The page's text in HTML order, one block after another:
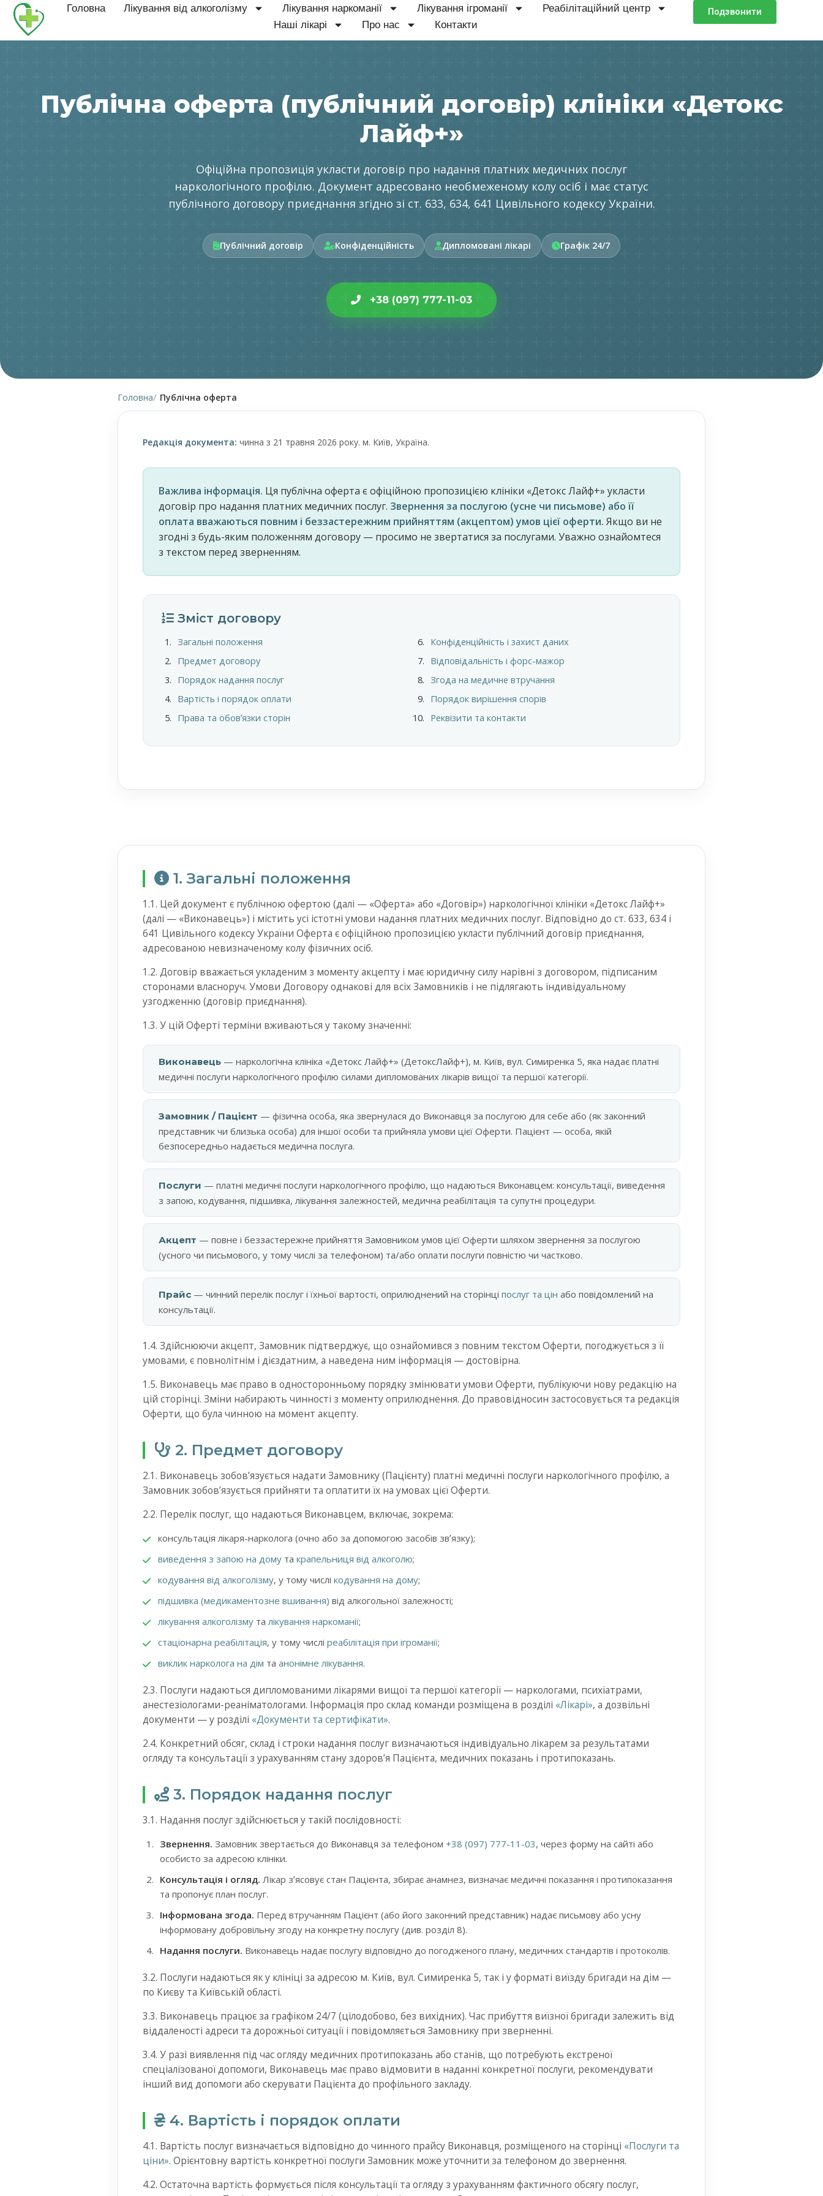
Головна Лікування від алкоголізму Лікування наркоманії Лікування ігроманії
Реабілітаційний центр
Наші лікарі
Про нас Контакти
Подзвонити
Публічна оферта (публічний договір) клініки «Детокс
Лайф+»
Офіційна пропозиція укласти договір про надання платних медичних послуг
наркологічного профілю. Документ адресовано необмеженому колу осіб і має статус
публічного договору приєднання згідно зі ст. 633, 634, 641 Цивільного кодексу України.
Публічний договір Конфіденційність Дипломовані лікарі Графік 24/7
+38 (097) 777-11-03
Головна Публічна оферта
Редакція документа: чинна з 21 травня 2026 року. м. Київ, Україна.
Важлива інформація. Ця публічна оферта є офіційною пропозицією клініки «Детокс Лайф+» укласти
договір про надання платних медичних послуг. Звернення за послугою (усне чи письмове) або її
оплата вважаються повним і беззастережним прийняттям (акцептом) умов цієї оферти. Якщо ви не
згодні з будь-яким положенням договору — просимо не звертатися за послугами. Уважно ознайомтеся
з текстом перед зверненням.
Зміст договору
Загальні положення
Предмет договору
Порядок надання послуг
Вартість і порядок оплати
Права та обовʼязки сторін
Конфіденційність і захист даних
Відповідальність і форс-мажор
Згода на медичне втручання
Порядок вирішення спорів
Реквізити та контакти
1. Загальні положення
1.1. Цей документ є публічною офертою (далі — «Оферта» або «Договір») наркологічної клініки «Детокс Лайф+»
(далі — «Виконавець») і містить усі істотні умови надання платних медичних послуг. Відповідно до ст. 633, 634 і
641 Цивільного кодексу України Оферта є офіційною пропозицією укласти публічний договір приєднання,
адресованою невизначеному колу фізичних осіб.
1.2. Договір вважається укладеним з моменту акцепту і має юридичну силу нарівні з договором, підписаним
сторонами власноруч. Умови Договору однакові для всіх Замовників і не підлягають індивідуальному
узгодженню (договір приєднання).
1.3. У цій Оферті терміни вживаються у такому значенні:
Виконавець — наркологічна клініка «Детокс Лайф+» (ДетоксЛайф+), м. Київ, вул. Симиренка 5, яка надає платні
медичні послуги наркологічного профілю силами дипломованих лікарів вищої та першої категорії.
Замовник / Пацієнт — фізична особа, яка звернулася до Виконавця за послугою для себе або (як законний
представник чи близька особа) для іншої особи та прийняла умови цієї Оферти. Пацієнт — особа, якій
безпосередньо надається медична послуга.
Послуги — платні медичні послуги наркологічного профілю, що надаються Виконавцем: консультації, виведення
з запою, кодування, підшивка, лікування залежностей, медична реабілітація та супутні процедури.
Акцепт — повне і беззастережне прийняття Замовником умов цієї Оферти шляхом звернення за послугою
(усного чи письмового, у тому числі за телефоном) та/або оплати послуги повністю чи частково.
Прайс — чинний перелік послуг і їхньої вартості, оприлюднений на сторінці послуг та цін або повідомлений на
консультації.
1.4. Здійснюючи акцепт, Замовник підтверджує, що ознайомився з повним текстом Оферти, погоджується з її
умовами, є повнолітнім і дієздатним, а наведена ним інформація — достовірна.
1.5. Виконавець має право в односторонньому порядку змінювати умови Оферти, публікуючи нову редакцію на
цій сторінці. Зміни набирають чинності з моменту оприлюднення. До правовідносин застосовується та редакція
Оферти, що була чинною на момент акцепту.
2. Предмет договору
2.1. Виконавець зобовʼязується надати Замовнику (Пацієнту) платні медичні послуги наркологічного профілю, а
Замовник зобовʼязується прийняти та оплатити їх на умовах цієї Оферти.
2.2. Перелік послуг, що надаються Виконавцем, включає, зокрема:
консультація лікаря-нарколога (очно або за допомогою засобів звʼязку);
виведення з запою на дому та крапельниця від алкоголю;
кодування від алкоголізму, у тому числі кодування на дому;
підшивка (медикаментозне вшивання) від алкогольної залежності;
лікування алкоголізму та лікування наркоманії;
стаціонарна реабілітація, у тому числі реабілітація при ігроманії;
виклик нарколога на дім та анонімне лікування.
2.3. Послуги надаються дипломованими лікарями вищої та першої категорії — наркологами, психіатрами,
анестезіологами-реаніматологами. Інформація про склад команди розміщена в розділі «Лікарі», а дозвільні
документи — у розділі «Документи та сертифікати».
2.4. Конкретний обсяг, склад і строки надання послуг визначаються індивідуально лікарем за результатами
огляду та консультації з урахуванням стану здоровʼя Пацієнта, медичних показань і протипоказань.
3. Порядок надання послуг
3.1. Надання послуг здійснюється у такій послідовності:
Звернення. Замовник звертається до Виконавця за телефоном +38 (097) 777-11-03, через форму на сайті або
особисто за адресою клініки.
Консультація і огляд. Лікар зʼясовує стан Пацієнта, збирає анамнез, визначає медичні показання і протипоказання
та пропонує план послуг.
Інформована згода. Перед втручанням Пацієнт (або його законний представник) надає письмову або усну
інформовану добровільну згоду на конкретну послугу (див. розділ 8).
Надання послуги. Виконавець надає послугу відповідно до погодженого плану, медичних стандартів і протоколів.
3.2. Послуги надаються як у клініці за адресою м. Київ, вул. Симиренка 5, так і у форматі виїзду бригади на дім —
по Києву та Київській області.
3.3. Виконавець працює за графіком 24/7 (цілодобово, без вихідних). Час прибуття виїзної бригади залежить від
віддаленості адреси та дорожньої ситуації і повідомляється Замовнику при зверненні.
3.4. У разі виявлення під час огляду медичних протипоказань або станів, що потребують екстреної
спеціалізованої допомоги, Виконавець має право відмовити в наданні конкретної послуги, рекомендувати
інший вид допомоги або скерувати Пацієнта до профільного закладу.
4. Вартість і порядок оплати
4.1. Вартість послуг визначається відповідно до чинного прайсу Виконавця, розміщеного на сторінці «Послуги та
ціни». Орієнтовну вартість конкретної послуги Замовник може уточнити за телефоном до звернення.
4.2. Остаточна вартість формується після консультації та огляду з урахуванням фактичного обсягу послуг,